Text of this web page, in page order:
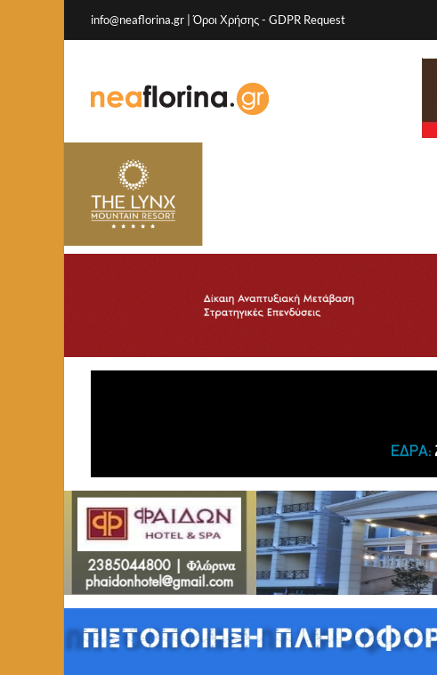
info@neaflorina.gr |Όροι Χρήσης- GDPR Request